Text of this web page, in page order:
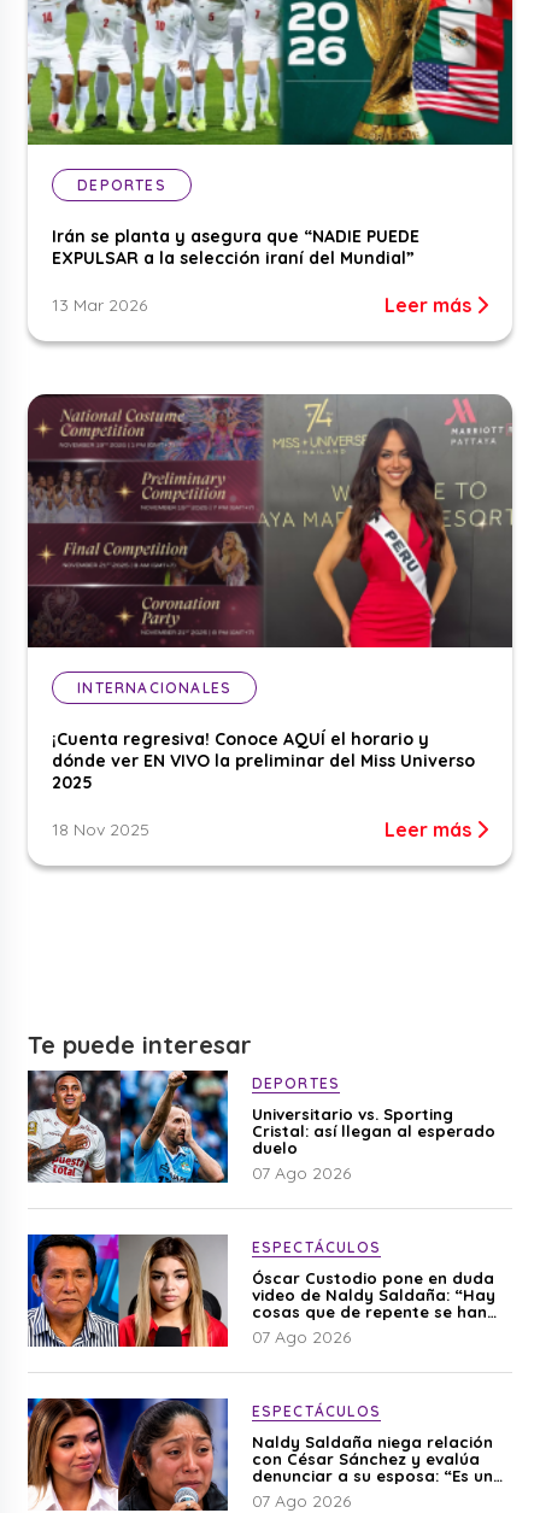
DEPORTES
Irán se planta y asegura que “NADIE PUEDE
EXPULSAR a la selección iraní del Mundial”
13 Mar 2026 Leer más
INTERNACIONALES
¡Cuenta regresiva! Conoce AQUÍ el horario y
dónde ver EN VIVO la preliminar del Miss Universo
2025
18 Nov 2025 Leer más
Te puede interesar
DEPORTES
Universitario vs. Sporting
Cristal: así llegan al esperado
duelo
07 Ago 2026
ESPECTÁCULOS
Óscar Custodio pone en duda
video de Naldy Saldaña: “Hay
cosas que de repente se han
editado”
07 Ago 2026
ESPECTÁCULOS
Naldy Saldaña niega relación
con César Sánchez y evalúa
denunciar a su esposa: “Es una
difamación”
07 Ago 2026